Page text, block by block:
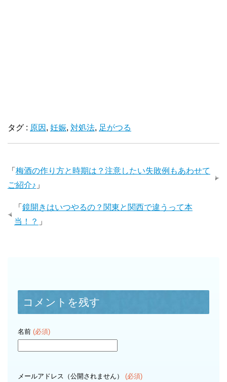
タグ : 原因 , 妊娠, 対処法, 足がつる
「 梅酒の作り方と時期は？注意したい失敗例もあわせて
ご紹介♪ 」
「 鏡開きはいつやるの？関東と関西で違うって本
当！？ 」
コメントを残す
名前 (必須)
メールアドレス（公開されません） (必須)